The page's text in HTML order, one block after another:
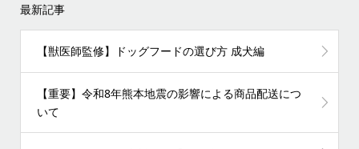
最新記事
【獣医師監修】ドッグフードの選び方 成犬編
【重要】令和8年熊本地震の影響による商品配送につ
いて